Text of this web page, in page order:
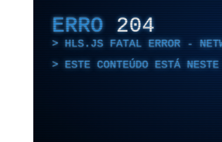
ERRO 204
HLS.JS FATAL ERROR -
ESTE CONTEÚDO ESTÁ